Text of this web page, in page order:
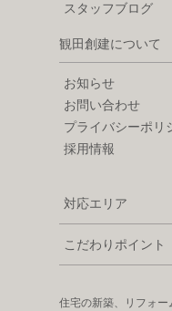
スタッフブログ
観田創建について
お知らせ
お問い合わせ
プライバシーポリ
採用情報
対応エリア
こだわりポイント
住宅の新築、リフォ